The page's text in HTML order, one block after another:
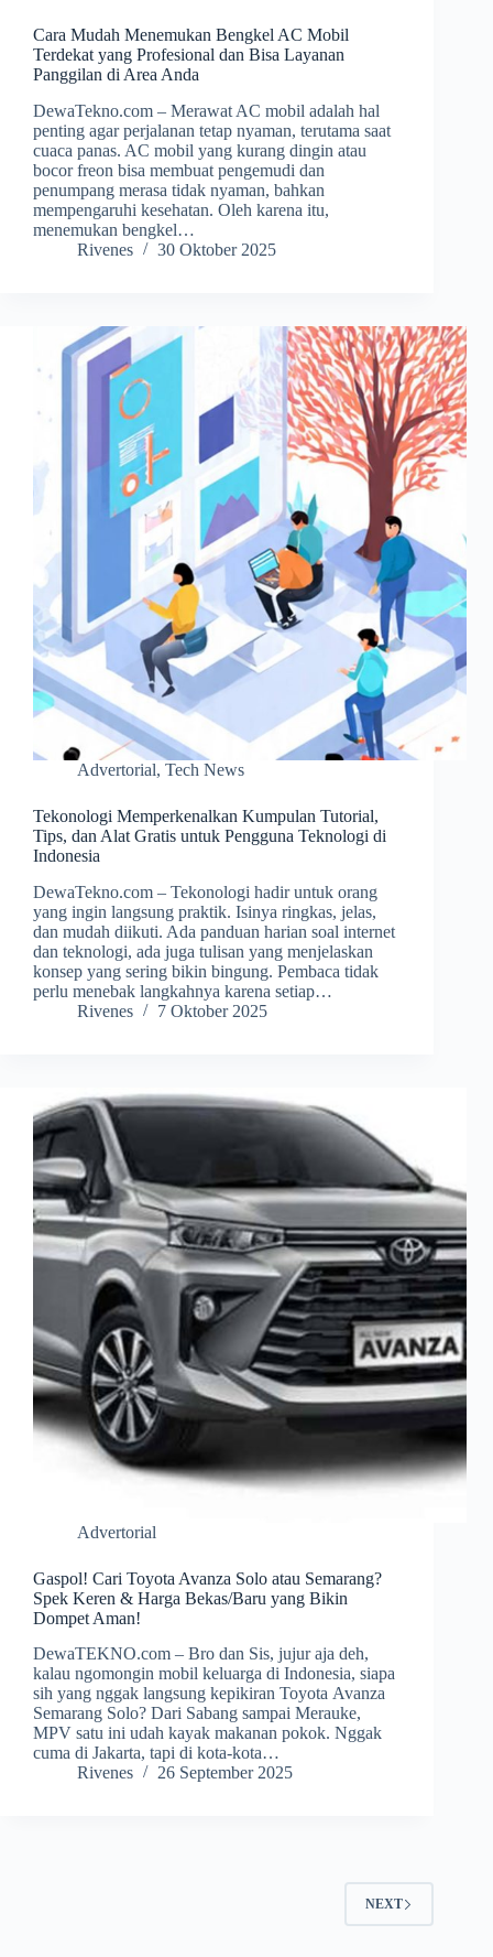
Cara Mudah Menemukan Bengkel AC Mobil
Terdekat yang Profesional dan Bisa Layanan
Panggilan di Area Anda
DewaTekno.com – Merawat AC mobil adalah hal
penting agar perjalanan tetap nyaman, terutama saat
cuaca panas. AC mobil yang kurang dingin atau
bocor freon bisa membuat pengemudi dan
penumpang merasa tidak nyaman, bahkan
mempengaruhi kesehatan. Oleh karena itu,
menemukan bengkel…
Rivenes
30 Oktober 2025
Advertorial, Tech News
Tekonologi Memperkenalkan Kumpulan Tutorial,
Tips, dan Alat Gratis untuk Pengguna Teknologi di
Indonesia
DewaTekno.com – Tekonologi hadir untuk orang
yang ingin langsung praktik. Isinya ringkas, jelas,
dan mudah diikuti. Ada panduan harian soal internet
dan teknologi, ada juga tulisan yang menjelaskan
konsep yang sering bikin bingung. Pembaca tidak
perlu menebak langkahnya karena setiap…
Rivenes
7 Oktober 2025
Advertorial
Gaspol! Cari Toyota Avanza Solo atau Semarang?
Spek Keren & Harga Bekas/Baru yang Bikin
Dompet Aman!
DewaTEKNO.com – Bro dan Sis, jujur aja deh,
kalau ngomongin mobil keluarga di Indonesia, siapa
sih yang nggak langsung kepikiran Toyota Avanza
Semarang Solo? Dari Sabang sampai Merauke,
MPV satu ini udah kayak makanan pokok. Nggak
cuma di Jakarta, tapi di kota-kota…
Rivenes
26 September 2025
NEXT